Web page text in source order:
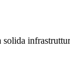
solida